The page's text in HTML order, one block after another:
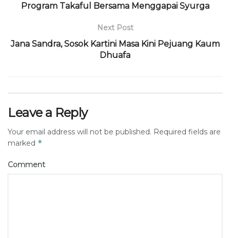
Program Takaful Bersama Menggapai Syurga
Next Post
Jana Sandra, Sosok Kartini Masa Kini Pejuang Kaum
Dhuafa
Leave a Reply
Your email address will not be published. Required fields are
marked *
Comment